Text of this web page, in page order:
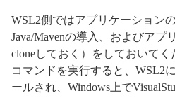
WSL2側ではアプリケーション
Java/Mavenの導入、およびアプ
cloneしておく）をしておいて
コマンドを実行すると、WSL2
ールされ、Windows上で